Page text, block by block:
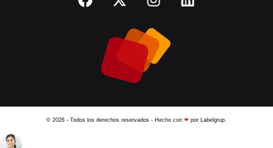
© 2026 - Todos los derechos reservados - Hecho con ❤ por Labelgrup.